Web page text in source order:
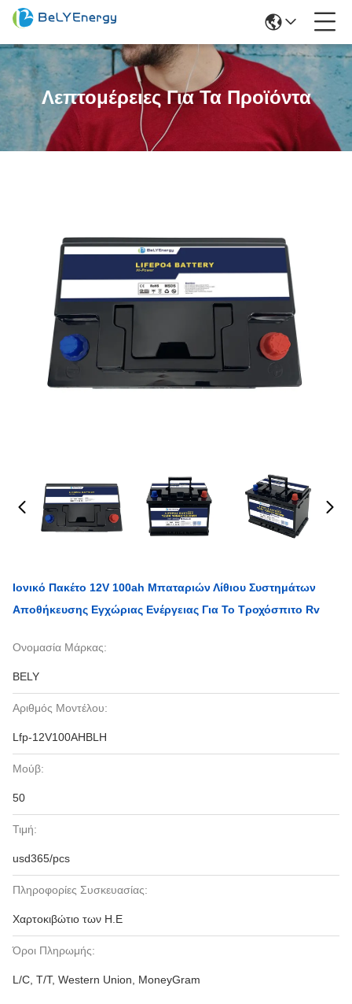
Λεπτομέρειες Για Τα Προϊόντα
Ιονικό Πακέτο 12V 100ah Μπαταριών Λίθιου Συστημάτων
Αποθήκευσης Εγχώριας Ενέργειας Για Το Τροχόσπιτο Rv
Ονομασία Μάρκας:
BELY
Αριθμός Μοντέλου:
Lfp-12V100AHBLH
Μούβ:
50
Τιμή:
usd365/pcs
Πληροφορίες Συσκευασίας:
Χαρτοκιβώτιο των Η.Ε
Όροι Πληρωμής:
L/C, T/T, Western Union, MoneyGram